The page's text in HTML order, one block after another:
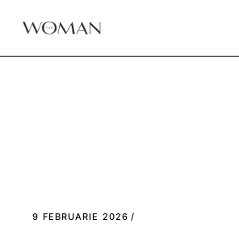
9 FEBRUARIE 2026